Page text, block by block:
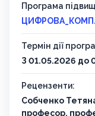
Програма
Термін дії
З 01.05.2026 до
Рецензенти:
Собченко
професор,